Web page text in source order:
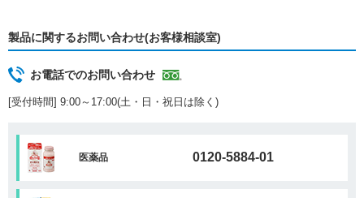
製品に関するお問い合わせ(お客様相談室)
お電話でのお問い合わせ
[受付時間] 9:00～17:00(土・日・祝日は除く)
医薬品 0120-5884-01